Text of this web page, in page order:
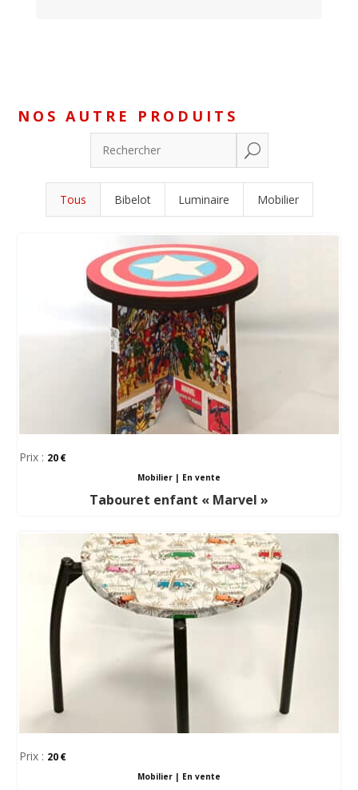
NOS AUTRE PRODUITS
U
Tous Bibelot Luminaire Mobilier
Prix : 20
Mobilier | En vente
Tabouret enfant « Marvel »
Prix : 20
Mobilier | En vente